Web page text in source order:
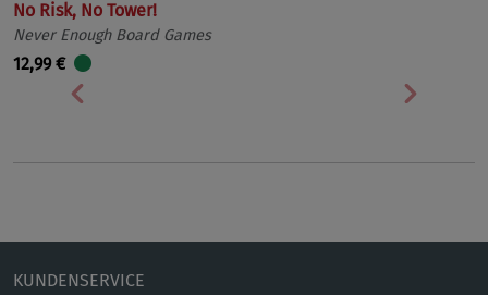
No Risk, No Tower!
Never Enough Board Games
12,99 €
Vorherige
KUNDENSERVICE